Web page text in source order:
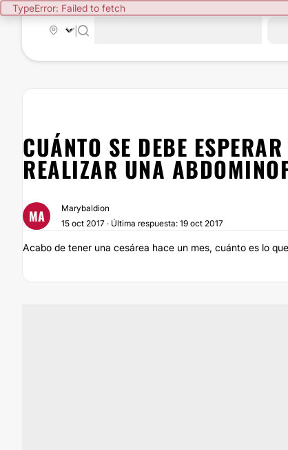
TypeError: Failed to fetch
CUÁNTO SE DEBE
REALIZAR UNA
MA
Marybaldion
15 oct 2017 · Última respuesta: 19 oct 2017
Acabo de tener una cesárea hace un mes, cuánto es lo